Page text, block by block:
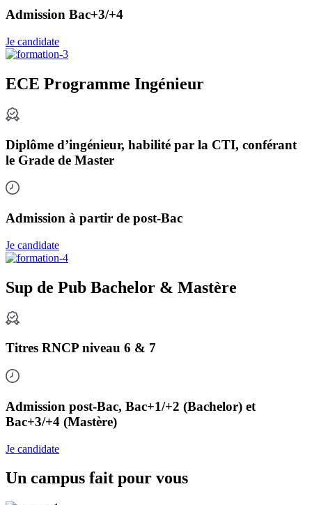
Admission Bac+3/+4
Je candidate
ECE Programme Ingénieur
Diplôme d’ingénieur, habilité par la CTI, conférant
le Grade de Master
Admission à partir de post-Bac
Je candidate
Sup de Pub Bachelor & Mastère
Titres RNCP niveau 6 & 7
Admission post-Bac, Bac+1/+2 (Bachelor) et
Bac+3/+4 (Mastère)
Je candidate
Un campus fait pour vous